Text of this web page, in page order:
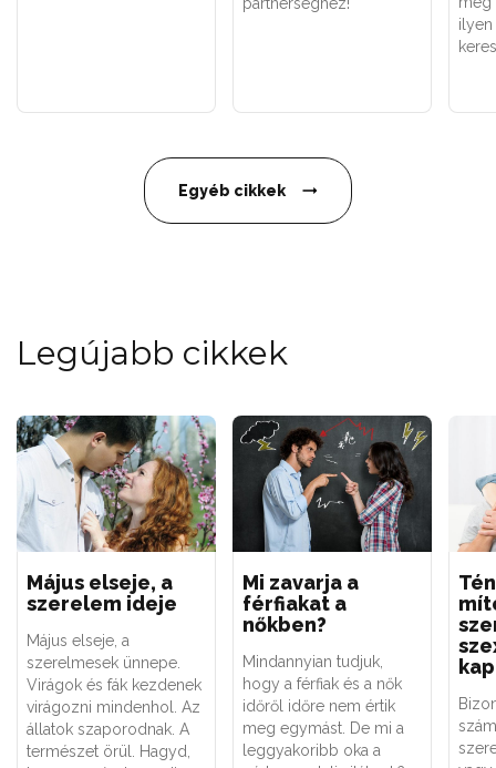
partnerséghez!
ilyen
Egyéb cikkek
Legújabb cikkek
Május elseje, a
szerelem ideje
Május elseje, a
szerelmesek ünnepe.
Virágok és fák kezdenek
virágozni mindenhol. Az
állatok szaporodnak. A
természet örül. Hagyd,
Mi zavarja a
férfiakat a
nőkben?
Mindannyian tudjuk,
hogy a férfiak és a nők
időről időre nem értik
meg egymást. De mi a
leggyakoribb oka a